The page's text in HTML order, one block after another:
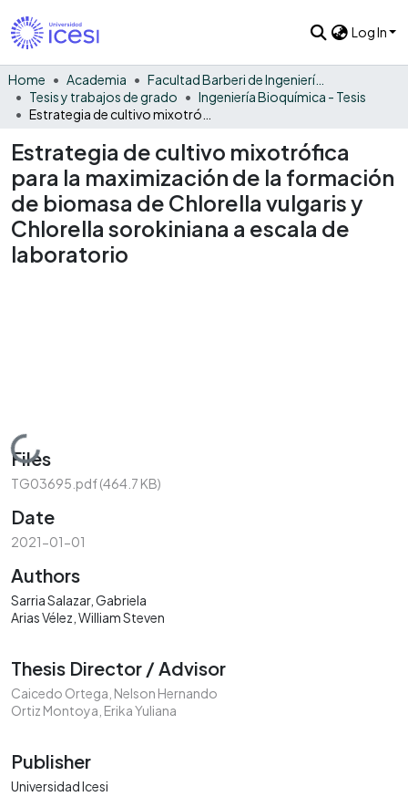
Log In
Home Academia
Facultad Barberi de Ingeniería, Diseño y Ciencias Aplicadas
Tesis y trabajos de grado
Ingeniería Bioquímica - Tesis
Estrategia de cultivo mixotrófica
para la maximización de la formación
de biomasa de Chlorella vulgaris y
Chlorella sorokiniana a escala de
laboratorio
Loading...
Files
TG03695.pdf(464.7 KB)
Date
2021-01-01
Authors
Sarria Salazar, Gabriela
Arias Vélez, William Steven
Thesis Director / Advisor
Caicedo Ortega, Nelson Hernando
Ortiz Montoya, Erika Yuliana
Publisher
Universidad Icesi